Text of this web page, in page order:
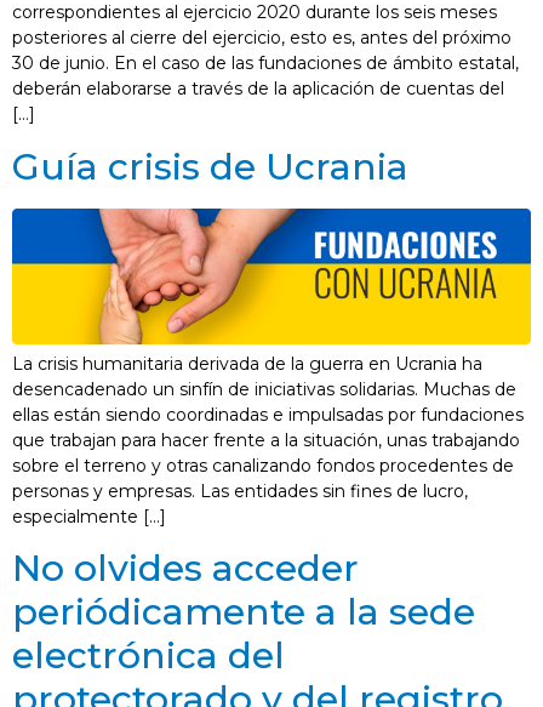
correspondientes al ejercicio 2020 durante los seis meses
posteriores al cierre del ejercicio, esto es, antes del próximo
30 de junio. En el caso de las fundaciones de ámbito estatal,
deberán elaborarse a través de la aplicación de cuentas del
[…]
Guía crisis de Ucrania
La crisis humanitaria derivada de la guerra en Ucrania ha
desencadenado un sinfín de iniciativas solidarias. Muchas de
ellas están siendo coordinadas e impulsadas por fundaciones
que trabajan para hacer frente a la situación, unas trabajando
sobre el terreno y otras canalizando fondos procedentes de
personas y empresas. Las entidades sin fines de lucro,
especialmente […]
No olvides acceder
periódicamente a la sede
electrónica del